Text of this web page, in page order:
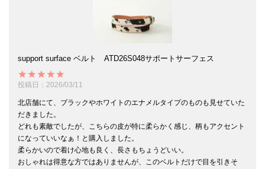
support surface ベルト ATD26S048サポートサーフェス
投稿日 2026/03/11
北店舗にて、ブラックやホワイトのエナメルタイプのものも見せていた
だきました。
どれも素敵でしたが、こちらの皮が特に柔らかく感じ、柄もアクセント
になっていいなぁ！と購入しました。
柔らかいので着け心地も良く、長さもちょうどいい。
おしゃれは得意な方ではありませんが、このベルトだけで目を引きそ